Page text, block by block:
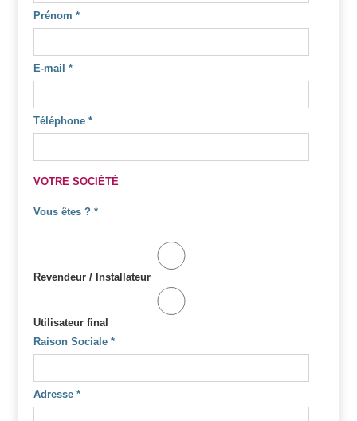
Prénom *
E-mail *
Téléphone *
VOTRE SOCIÉTÉ
Vous êtes ? *
Revendeur / Installateur
Utilisateur final
Raison Sociale *
Adresse *